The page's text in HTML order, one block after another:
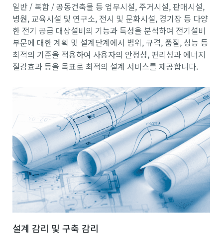
일반 / 복합 / 공동건축물 등 업무시설, 주거시설, 판매시설,
병원, 교육시설 및 연구소, 전시 및 문화시설, 경기장 등 다양
한 전기 공급 대상설비의 기능과 특성을 분석하여 전기설비
부문에 대한 계획 및 설계단계에서 범위, 규격, 품질, 성능 등
최적의 기준을 적용하여 사용자의 안정성, 편리성과 에너지
절감효과 등을 목표로 최적의 설계 서비스를 제공합니다.
설계 감리 및 구축 감리